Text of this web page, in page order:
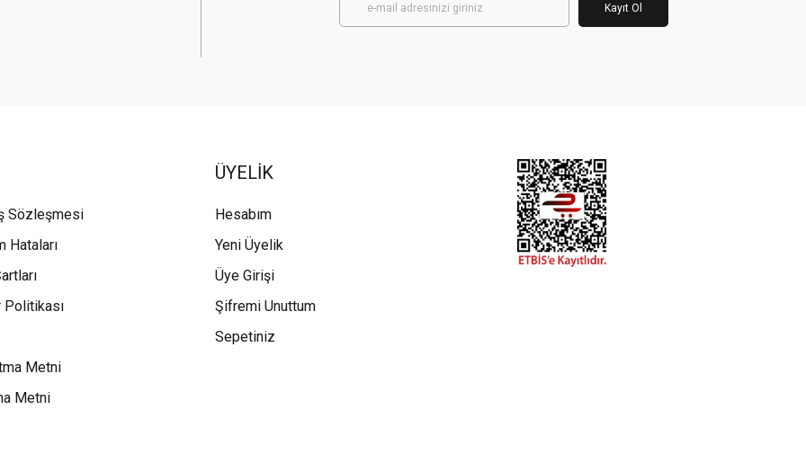
Kayıt Ol
Sözleşmesi
Hataları
Metni
Metni
ÜYELİK
Hesabım
Yeni Üyelik
Üye Girişi
Şifremi Unuttum
Sepetiniz